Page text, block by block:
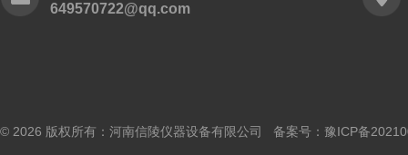
649570722@qq.com
© 2026 版权所有：河南信陵仪器设备有限公司 备案号： 豫ICP备